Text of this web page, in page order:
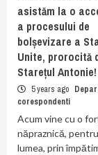
asistăm la o
a procesului de
bolșevizare a
Unite, prorocită
Starețul Antonie!
5 years ago
corespondenti
Acum vine cu o
năpraznică,
lumea, prin